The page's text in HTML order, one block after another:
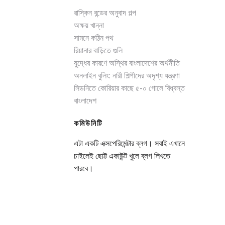
রাস্কিন বন্ডের অনুবাদ গল্প
অক্ষয় খান্না
সামনে কঠিন পথ
রিয়ানার বাড়িতে গুলি
যুদ্ধের কারণে অস্থির বাংলাদেশের অর্থনীতি
অনলাইন বুলিং: নারী শিল্পীদের অদৃশ্য যন্ত্রণা
সিডনিতে কোরিয়ার কাছে ৫-০ গোলে বিধ্বস্ত
বাংলাদেশ
কমিউনিটি
এটা একটি এক্সপেরিমেন্টার ব্লগ। সবাই এখানে
চাইলেই ছোট্ট একাউন্ট খুলে ব্লগ লিখতে
পারবে।